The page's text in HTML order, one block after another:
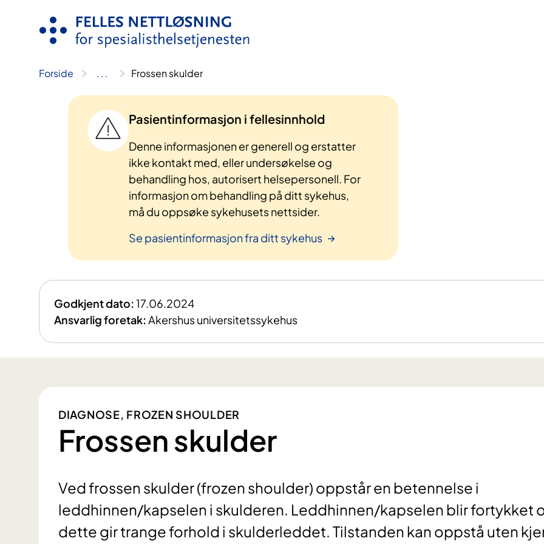
Forside .. . Frossen skulder
Pasientinformasjon i fellesinnhold
Denne informasjonen er generell og erstatter
ikke kontakt med, eller undersøkelse og
behandling hos, autorisert helsepersonell. For
informasjon om behandling på ditt sykehus,
må du oppsøke sykehusets nettsider.
Se pasientinformasjon fra ditt sykehus
Godkjent dato:17.06.2024
Ansvarlig foretak:Akershus universitetssykehus
DIAGNOSE, FROZEN SHOULDER
Frossen skulder
Ved frossen skulder (frozen shoulder) oppstår en betennelse i
leddhinnen/kapselen i skulderen. Leddhinnen/kapselen blir fortykket
dette gir trange forhold i skulderleddet. Tilstanden kan oppstå uten